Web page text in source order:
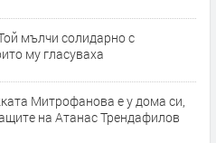
мълчи солидарно с
му гласуваха
Митрофанова е у дома си,
на Атанас Трендафилов